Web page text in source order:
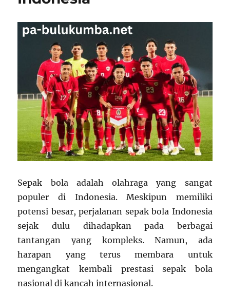
Sepak bola adalah olahraga yang sangat
populer di Indonesia. Meskipun memiliki
potensi besar, perjalanan sepak bola Indonesia
sejak dulu dihadapkan pada berbagai
tantangan yang kompleks. Namun, ada
harapan yang terus membara untuk
mengangkat kembali prestasi sepak bola
nasional di kancah internasional.